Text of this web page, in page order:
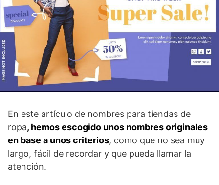
En este artículo de nombres para tiendas de
ropa, hemos escogido unos nombres originales
en base a unos criterios, como que no sea muy
largo, fácil de recordar y que pueda llamar la
atención.